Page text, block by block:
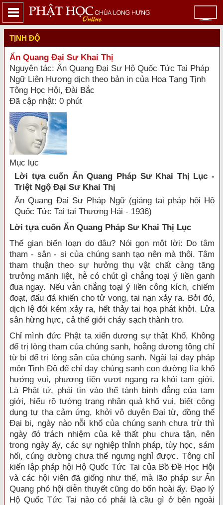
TỊNH ĐỘ
Ấn Quang Đại Sư Khai Thị
Nguyên tác: Ấn Quang Ðại Sư Hộ Quốc Tức Tai Pháp
Ngữ Liên Hương dịch theo bản in của Hoa Tạng Tịnh
Tông Học Hội, Ðài Bắc
Đã cập nhật: 0 phút
Mục lục
Lời tựa cuốn Ấn Quang Pháp Sư Khai Thị Lục -
Triệt Ngộ Ðại Sư Khai Thị
Ấn Quang Ðại Sư Pháp Ngữ (giảng tại pháp hội Hộ
Quốc Tức Tai tại Thượng Hải - 1936)
Lời tựa cuốn Ấn Quang Pháp Sư Khai Thị Lục
Thế gian biến loạn do đâu? Nói gọn một lời: Do tâm
tham - sân - si của chúng sanh tạo nên mà thôi. Tâm
tham thuận theo sự hưởng thụ vật chất càng tăng
trưởng mãnh liệt, hễ có chút gì chẳng toại ý liền ganh
đua ngay. Nếu vẫn chẳng toại ý liền công kích, chiếm
đoạt, đấu đá khiến cho tử vong, tai nạn xảy ra. Bởi đó,
dịch lệ đói kém xảy ra, hết thảy tai họa phát khởi. Lửa
sân hừng hực, cả thế giới cháy sạch thành tro.
Chỉ mình đức Phật ta xiển dương sự thật Khổ, Không
để trị lòng tham của chúng sanh, hoằng dương tông chỉ
từ bi để trị lòng sân của chúng sanh. Ngài lại dạy pháp
môn Tịnh Ðộ để chỉ dạy chúng sanh con đường lìa khổ
hưởng vui, phương tiện vượt ngang ra khỏi tam giới.
Là Phật tử, phải tin vào thể tánh bình đẳng của tam
giới, hiểu rõ tướng trạng nhân quả khổ vui, biết công
dụng tự tha cảm ứng, khởi vô duyên Đại từ, đồng thể
Đại bi, ngày nào nỗi khổ của chúng sanh chưa trừ thì
ngày đó trách nhiệm của kẻ thất phu chưa tận, nên
trong ngày ấy, các sự nghiệp thỉnh pháp, tùy học, sám
hối, cúng dường chưa thể ngưng nghỉ được. Tông chỉ
kiến lập pháp hội Hộ Quốc Tức Tai của Bồ Ðề Học Hội
và các hội viên đã giống như thế, mà lão pháp sư Ấn
Quang phó hội diễn thuyết cũng do bổn hoài ấy. Ðạo lý
Hộ Quốc Tức Tai nào có phải là cầu gì ở bên ngoài